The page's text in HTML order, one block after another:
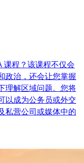
课程？该课程不仅会
政治，还会让您掌握
理解区域问题。您将
以成为公务员或外交
私营公司或媒体中的